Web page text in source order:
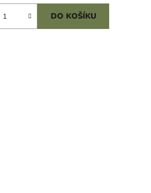
DO KOŠÍKU